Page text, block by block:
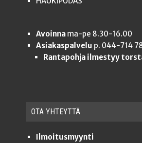
Avoinnama-pe 8.30-16.00
Asiakaspalvelu p. 044-714
Rantapohja ilmestyy
OTA YHTEYT­TÄ
Ilmoitusmyynti